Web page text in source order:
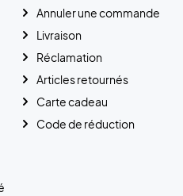
Annuler une commande
Livraison
Réclamation
Articles retournés
Carte cadeau
Code de réduction